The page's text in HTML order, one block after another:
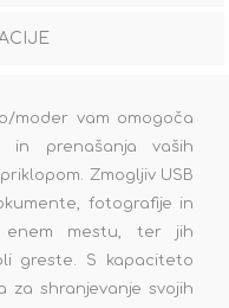
moder vam omogoča
in prenašanja vaših
Zmogljiv USB
fotografije in
mestu, ter jih
greste. S kapaciteto
za shranjevanje svojih